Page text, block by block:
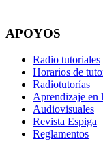
APOYOS
Radio tutoriales
Horarios de
Radiotutorías
Aprendizaje en
Audiovisuales
Revista Espiga
Reglamentos